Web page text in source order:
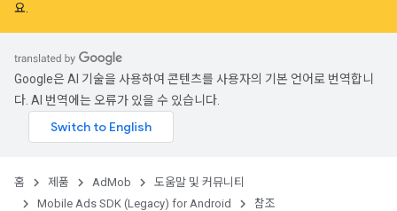
요.
Google은 AI 기술을 사용하여 콘텐츠를 사용자의 기본 언어로 번역합니
다. AI 번역에는 오류가 있을 수 있습니다.
홈 제품 AdMob
도움말 및 커뮤니티
Mobile Ads SDK (Legacy) for Android
참조